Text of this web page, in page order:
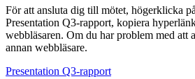
För att ansluta dig till mötet, högerklicka
Presentation Q3-rapport, kopiera
webbläsaren. Om du har problem med att
annan webbläsare.
Presentation Q3-rapport